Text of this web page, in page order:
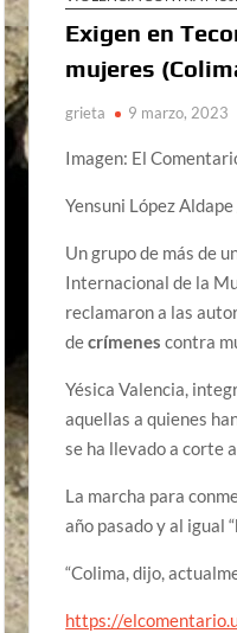
Exigen en
mujeres
grieta 9 marzo, 2023
Imagen: El
Yensuni López
Un grupo de más de
Internacional de la
reclamaron a las
decrímenescontra
Yésica Valencia,
aquellas a quienes
se ha llevado a corte
La marcha para
año pasado y al igual
“Colima, dijo,
https://